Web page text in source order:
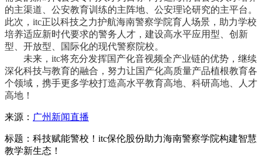
的主渠道、公安教育训练的主阵地、公安理论研究的主平台。
此次，itc正以科技之力护航海南警察学院育人场景，助力学校
培养适应新时代要求的警务人才，建设高水平应用型、创新
型、开放型、国际化的现代警察院校。
未来，itc将充分发挥国产化音视频全产业链的优势，继续
深化科技与教育的融合，努力让国产化高质量产品植根教育各
个领域，携手更多学校打造高水平教育高地、科研高地、人才
高地！
来源： 广州新闻直播
标题：科技赋能警校！itc保伦股份助力海南警察学院构建智慧
教学新生态！